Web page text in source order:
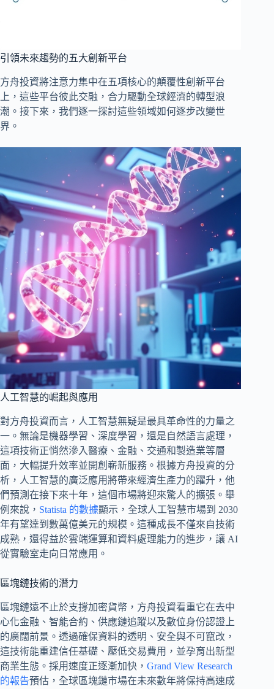
引領未來趨勢的五大創新平台
方舟投資將注意力集中在五項核心的顛覆性創新平台
上，這些平台彼此交融，合力驅動全球經濟的轉型浪
潮。接下來，我們逐一探討這些領域如何逐步改變世
界。
人工智慧的崛起與應用
對方舟投資而言，人工智慧無疑是最具革命性的力量之
一。無論是機器學習、深度學習，還是自然語言處理，
這項技術正悄然滲入醫療、金融、交通和製造業等層
面，大幅提升效率並開創嶄新服務。根據方舟投資的分
析，人工智慧的廣泛應用將帶來經濟生產力的躍升，他
們預測在接下來十年，這個市場將迎來驚人的擴張。舉
例來說， Statista 的數據顯示，全球人工智慧市場到 2030
年有望達到數萬億美元的規模。這種成長不僅來自技術
成熟，還得益於雲端運算和資料處理能力的進步，讓 AI
從實驗室走向日常應用。
區塊鏈技術的潛力
區塊鏈遠不止於支撐加密貨幣，方舟投資看重它在去中
心化金融、智能合約、供應鏈追蹤以及數位身份認證上
的廣闊前景。透過確保資料的透明、安全與不可竄改，
這技術能重建信任基礎、壓低交易費用，並孕育出新型
商業生態。採用速度正逐漸加快， Grand View Research
的報告預估，全球區塊鏈市場在未來數年將保持高速成